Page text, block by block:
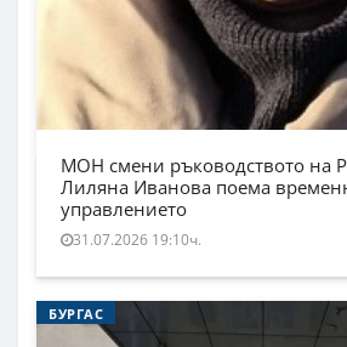
МОН смени ръководството на
Лиляна Иванова поема
управлението
31.07.2026 19:10ч.
БУРГАС